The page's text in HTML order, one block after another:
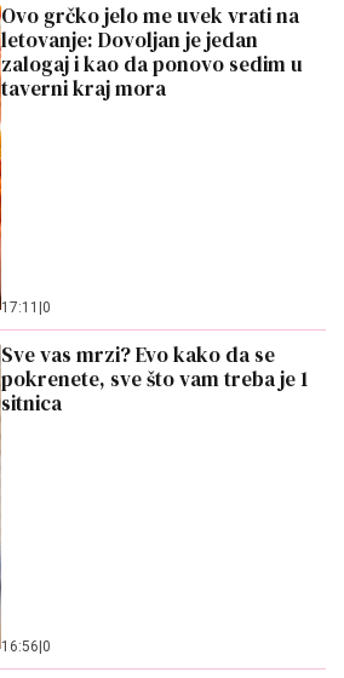
Ovo grčko jelo me uvek vrati na
letovanje: Dovoljan je jedan
zalogaj i kao da ponovo sedim u
taverni kraj mora
17:11 0
Sve vas mrzi? Evo kako da se
pokrenete, sve što vam treba je 1
sitnica
16:56 0